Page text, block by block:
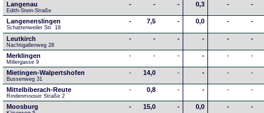
Langenau
Edith-Stein-Straße
- - - 0,3 - -
Langenenslingen
Schattenweiler Str. 18
- 7,5 - 0,0 - -
Leutkirch
Nachtigallenweg 28
- - - - - -
Merklingen
Millergasse 9
- - - - - -
Mietingen-Walpertshofen
Bussenweg 31
- 14,0 - - - -
Mittelbiberach-Reute
Rindenmooser Straße 2
- 0,8 - - - -
Moosburg - 15,0 - 0,0 - -